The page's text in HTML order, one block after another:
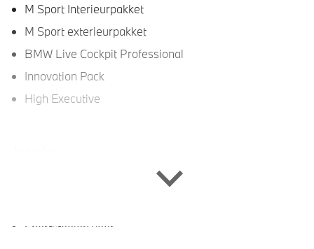
M Sport Interieurpakket
M Sport exterieurpakket
BMW Live Cockpit Professional
Innovation Pack
High Executive
Veiligheidsgordels voorzien van M striping
Sportstoelen voor